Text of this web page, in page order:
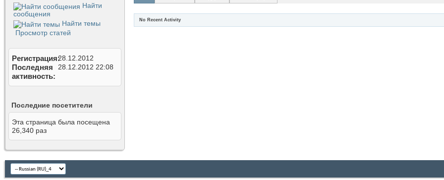
Найти
сообщения
Найти темы
Просмотр статей
Регистрация28.12.2012
Последняя
активность
28.12.2012 22:08
Последние посетители
Эта страница была посещена
26,340 раз
No Recent Activity